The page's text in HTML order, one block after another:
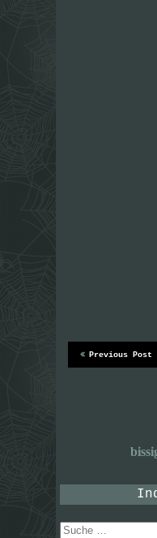
Previous Post
Suche